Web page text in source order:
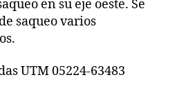
en su eje oeste. Se
saqueo varios
UTM 05224-63483